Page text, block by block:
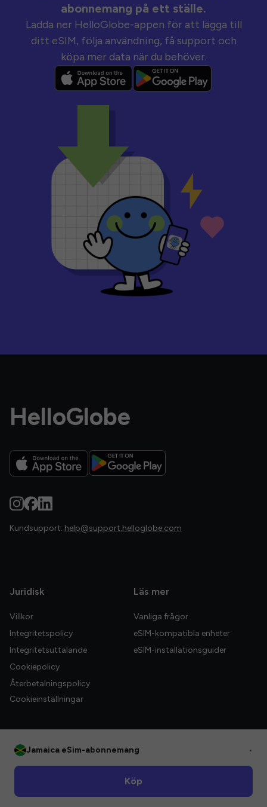
abonnemang på ett ställe.
Ladda ner HelloGlobe-appen för att lägga till
ditt eSIM, följa användning, få support och
köpa mer data när du behöver.
HelloGlobe
Kundsupport: help@support.helloglobe.com
Juridisk
Villkor
Integritetspolicy
Integritetsuttalande
Cookiepolicy
Återbetalningspolicy
Cookieinställningar
Läs mer
Vanliga frågor
eSIM-kompatibla enheter
eSIM-installationsguider
Jamaica eSim-abonnemang •
Köp